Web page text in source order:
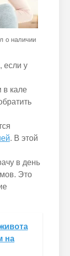
о наличии
если у
в кале
. В этой
в день
Это
на